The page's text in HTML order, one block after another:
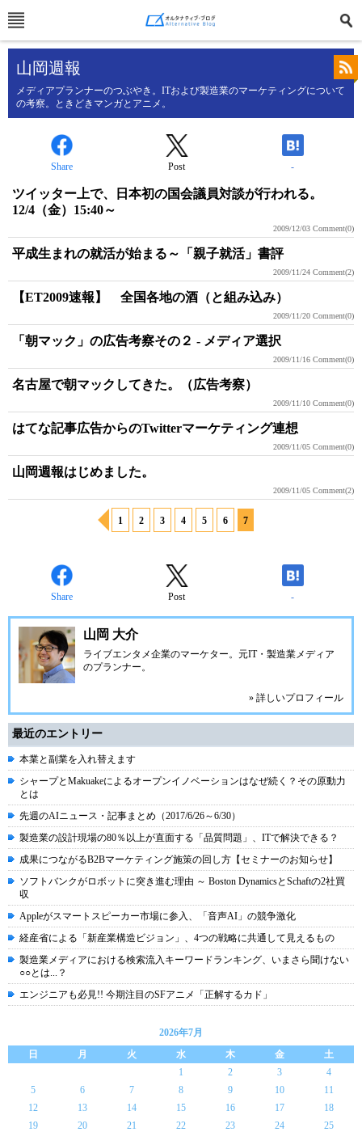
山岡週報
メディアプランナーのつぶやき。ITおよび製造業のマーケティングについて
の考察。ときどきマンガとアニメ。
Share Post -
ツイッター上で、日本初の国会議員対談が行われる。
12/4（金）15:40～
2009/12/03 Comment(0)
平成生まれの就活が始まる～「親子就活」書評
2009/11/24 Comment(2)
【ET2009速報】 全国各地の酒（と組み込み）
2009/11/20 Comment(0)
「朝マック」の広告考察その２ - メディア選択
2009/11/16 Comment(0)
名古屋で朝マックしてきた。（広告考察）
2009/11/10 Comment(0)
はてな記事広告からのTwitterマーケティング連想
2009/11/05 Comment(0)
山岡週報はじめました。
2009/11/05 Comment(2)
1 2 3 4 5 6 7
Share Post -
山岡 大介
ライブエンタメ企業のマーケター。元IT・製造業メディア
のプランナー。
» 詳しいプロフィール
最近のエントリー
本業と副業を入れ替えます
シャープとMakuakeによるオープンイノベーションはなぜ続く？その原動力
とは
先週のAIニュース・記事まとめ（2017/6/26～6/30）
製造業の設計現場の80％以上が直面する「品質問題」、ITで解決できる？
成果につながるB2Bマーケティング施策の回し方【セミナーのお知らせ】
ソフトバンクがロボットに突き進む理由 ～ Boston DynamicsとSchaftの2社買
収
Appleがスマートスピーカー市場に参入、「音声AI」の競争激化
経産省による「新産業構造ビジョン」、4つの戦略に共通して見えるもの
製造業メディアにおける検索流入キーワードランキング、いまさら聞けない
○○とは...？
エンジニアも必見!! 今期注目のSFアニメ「正解するカド」
2026年7月
日
月 火 水 木 金
土
1
2 3
4
5
6 7 8 9 10
11
12
13 14 15 16 17
18
19
20 21 22 23 24
25